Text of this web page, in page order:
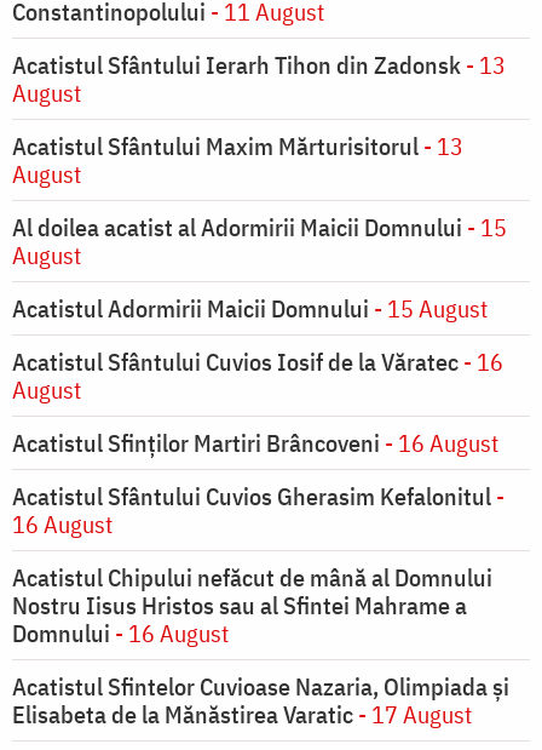
Constantinopolului - 11 August
Acatistul Sfântului Ierarh Tihon din Zadonsk- 13
August
Acatistul Sfântului Maxim Mărturisitorul- 13
August
Al doilea acatist al Adormirii Maicii Domnului - 15
August
Acatistul Adormirii Maicii Domnului - 15 August
Acatistul Sfântului Cuvios Iosif de la Văratec- 16
August
Acatistul Sfinților Martiri Brâncoveni - 16 August
Acatistul Sfântului Cuvios Gherasim Kefalonitul-
16 August
Acatistul Chipului nefăcut de mână al Domnului
Nostru Iisus Hristos sau al Sfintei Mahrame a
Domnului - 16 August
Acatistul Sfintelor Cuvioase Nazaria, Olimpiada și
Elisabeta de la Mănăstirea Varatic- 17 August